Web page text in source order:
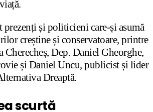
prezenți și politicieni care-și asumă
creștine și conservatoare, printre
Cherecheș, Dep. Daniel Gheorghe,
și Daniel Uncu, publicist și lider
Dreaptă.
scurtă